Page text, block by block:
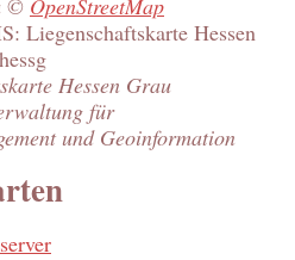
© OpenStreetMap
Liegenschaftskarte Hessen
Hessen Grau
für
und Geoinformation